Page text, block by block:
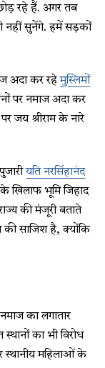
रहे हैं. अगर तब
नहीं सुनेंगे. हमें सड़कों
अदा कर रहेमुस्लिमों
पर नमाज अदा कर
जय श्रीराम के नारे
यति नरसिंहानंद
खिलाफ भूमि जिहाद
की मंजूरी बताते
की साजिश है, क्योंकि
का लगातार
का भी विरोध
स्थानीय महिलाओं के